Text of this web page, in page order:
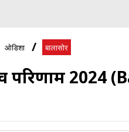
ओडिशा बालासोर
परिणाम 2024